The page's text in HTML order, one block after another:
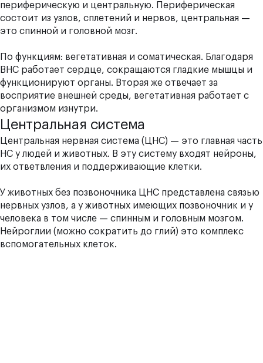
периферическую и центральную. Периферическая
состоит из узлов, сплетений и нервов, центральная —
это спинной и головной мозг.
По функциям: вегетативная и соматическая. Благодаря
ВНС работает сердце, сокращаются гладкие мышцы и
функционируют органы. Вторая же отвечает за
восприятие внешней среды, вегетативная работает с
организмом изнутри.
Центральная система
Центральная нервная система (ЦНС) — это главная часть
НС у людей и животных. В эту систему входят нейроны,
их ответвления и поддерживающие клетки.
У животных без позвоночника ЦНС представлена связью
нервных узлов, а у животных имеющих позвоночник и у
человека в том числе — спинным и головным мозгом.
Нейроглии (можно сократить до глий) это комплекс
вспомогательных клеток.